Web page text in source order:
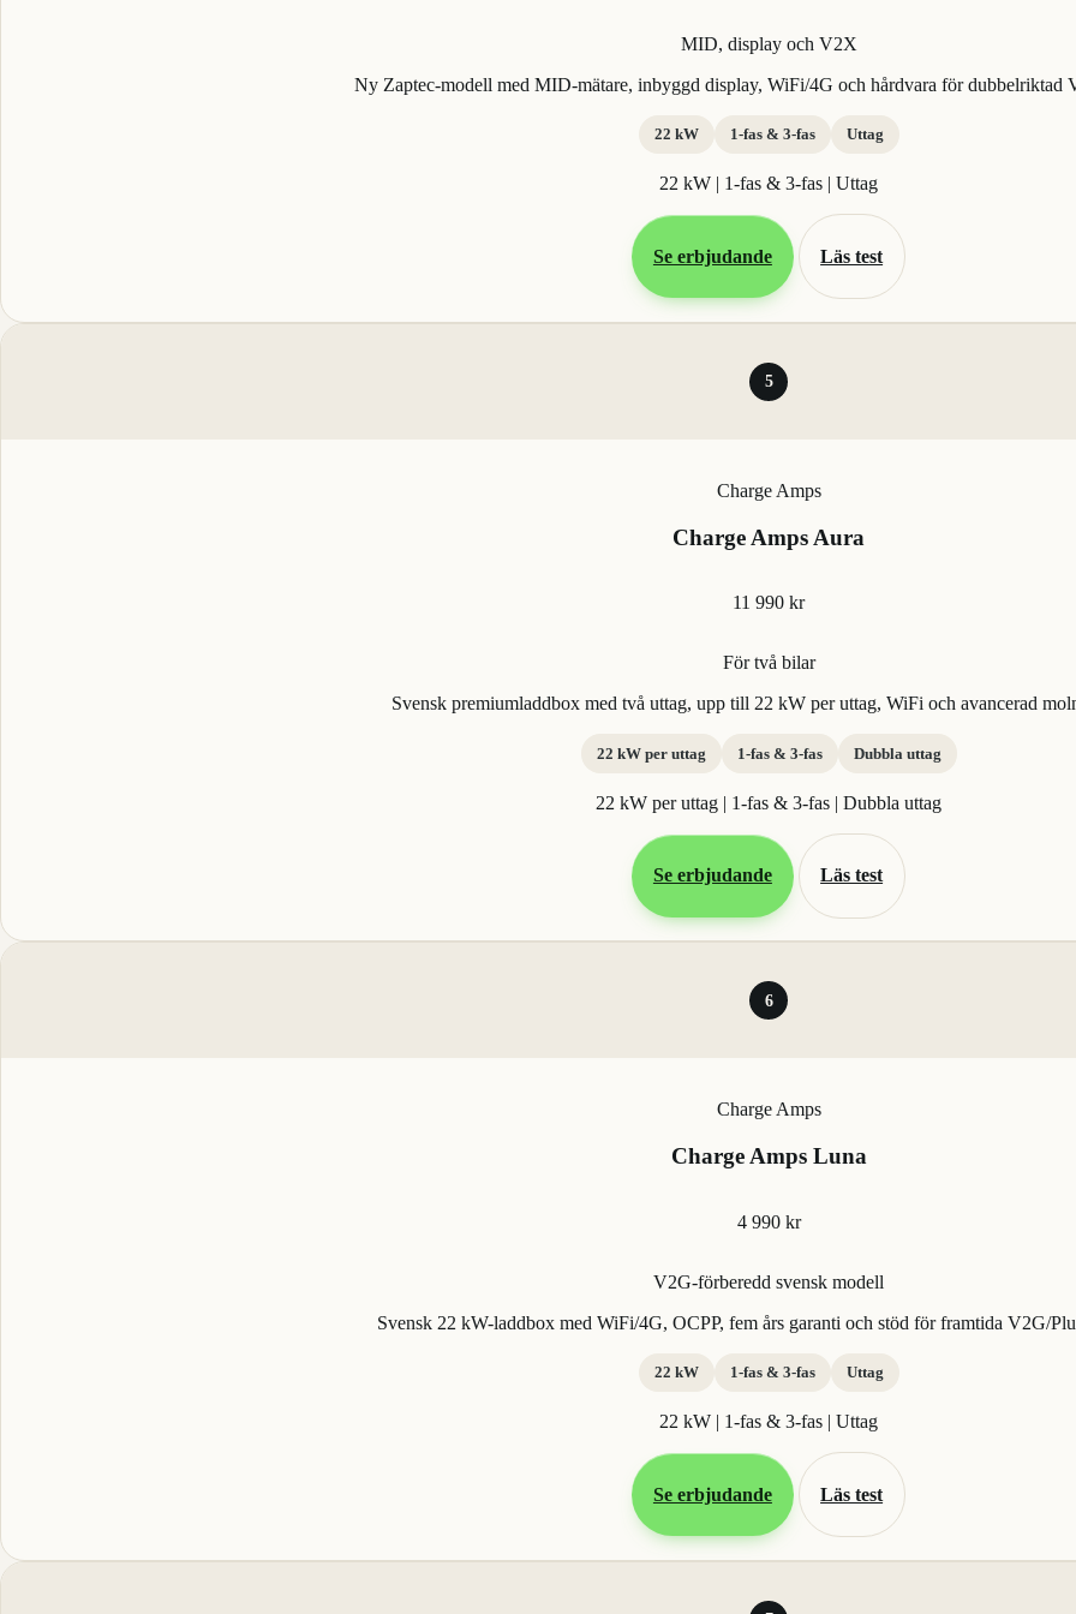
MID, display och V2X
Ny Zaptec-modell med MID-mätare, inbyggd display, WiFi/4G och hårdvara för dubbelriktad
22 kW 1-fas & 3-fas Uttag
22 kW | 1-fas & 3-fas | Uttag
Se erbjudande Läs test
5
Charge Amps
Charge Amps Aura
11 990 kr
För två bilar
Svensk premiumladdbox med två uttag, upp till 22 kW per uttag, WiFi och avancerad
22 kW per uttag 1-fas & 3-fas Dubbla uttag
22 kW per uttag | 1-fas & 3-fas | Dubbla uttag
Se erbjudande Läs test
6
Charge Amps
Charge Amps Luna
4 990 kr
V2G-förberedd svensk modell
Svensk 22 kW-laddbox med WiFi/4G, OCPP, fem års garanti och stöd för framtida V2G/
22 kW 1-fas & 3-fas Uttag
22 kW | 1-fas & 3-fas | Uttag
Se erbjudande Läs test